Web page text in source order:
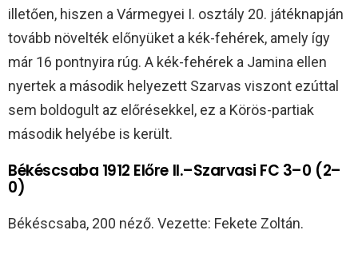
illetően, hiszen a Vármegyei I. osztály 20. játéknapján
tovább növelték előnyüket a kék-fehérek, amely így
már 16 pontnyira rúg. A kék-fehérek a Jamina ellen
nyertek a második helyezett Szarvas viszont ezúttal
sem boldogult az előrésekkel, ez a Körös-partiak
második helyébe is került.
Békéscsaba 1912 Előre II.–Szarvasi FC 3–0 (2–
0)
Békéscsaba, 200 néző. Vezette: Fekete Zoltán.